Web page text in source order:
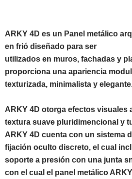
ARKY 4D es un Panel metálico
en frió diseñado para ser
utilizados en muros, fachadas y
proporciona una apariencia
texturizada, minimalista y
ARKY 4D otorga efectos visuales
textura suave pluridimencional y
ARKY 4D cuenta con un sistema
fijación oculto discreto, el cual
soporte a presión con una junta
con el cual el panel metálico